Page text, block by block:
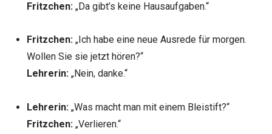
Fritzchen:„Da gibt’s keine Hausaufgaben.“
Fritzchen:„Ich habe eine neue Ausrede für morgen.
Wollen Sie sie jetzt hören?“
Lehrerin:„Nein, danke.“
Lehrerin:„Was macht man mit einem Bleistift?“
Fritzchen:„Verlieren.“